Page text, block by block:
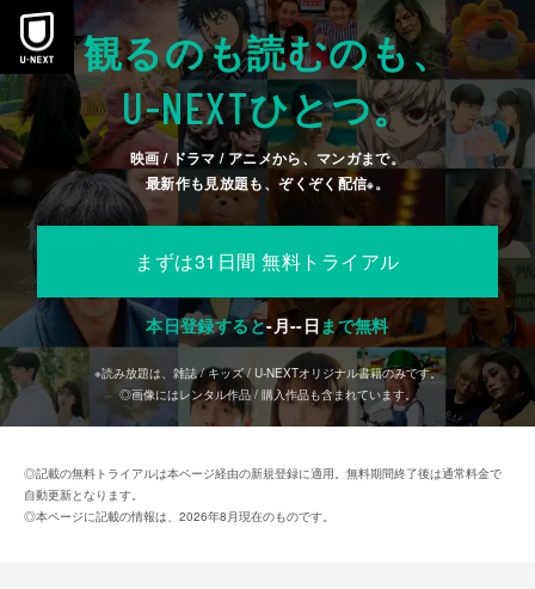
本文へスキップ
観るのも読むのも、
U-NEXTひとつ。
映画 / ドラマ / アニメから、マンガまで。
最新作も見放題も、ぞくぞく配信※。
まずは31日間 無料トライアル
本日登録すると-月--日まで無料
※読み放題は、雑誌 / キッズ / U-NEXTオリジナル書籍のみです。
◎画像にはレンタル作品 / 購入作品も含まれています。
◎記載の無料トライアルは本ページ経由の新規登録に適用。無料期間終了後は通常料金で
自動更新となります。
◎本ページに記載の情報は、2026年8月現在のものです。